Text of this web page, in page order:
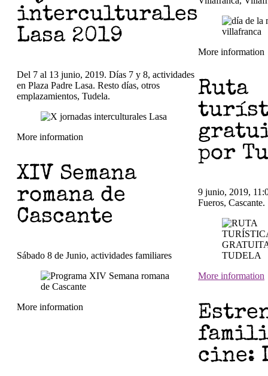
interculturales
Lasa 2019
Del 7 al 13 junio, 2019. Días 7 y 8, actividades
en Plaza Padre Lasa. Resto días, otros
emplazamientos, Tudela.
More information
XIV Semana
romana de
Cascante
Sábado 8 de Junio, actividades familiares
More information
More information
Ruta
por
9 junio, 2019,
Fueros, Cascante.
More information
cine: